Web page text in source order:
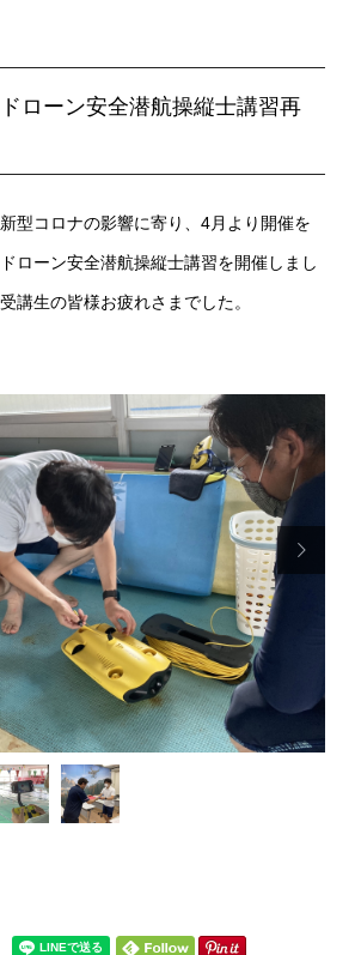
ローン安全潜航操縦士講習再
型コロナの影響に寄り、4月より開催を
ローン安全潜航操縦士講習を開催しまし
講生の皆様お疲れさまでした。
